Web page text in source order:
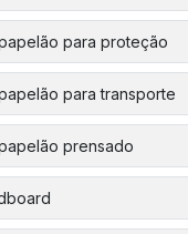
para proteção
para transporte
prensado